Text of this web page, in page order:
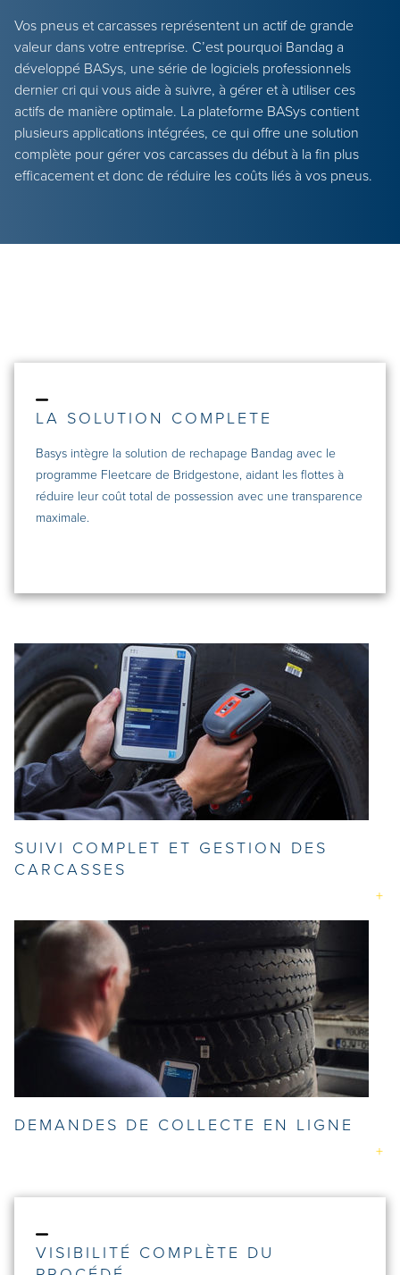
Vos pneus et carcasses représentent un actif de grande
valeur dans votre entreprise. C’est pourquoi Bandag a
développé BASys, une série de logiciels professionnels
dernier cri qui vous aide à suivre, à gérer et à utiliser ces
actifs de manière optimale. La plateforme BASys contient
plusieurs applications intégrées, ce qui offre une solution
complète pour gérer vos carcasses du début à la fin plus
efficacement et donc de réduire les coûts liés à vos pneus.
LA SOLUTION COMPLETE
Basys intègre la solution de rechapage Bandag avec le
programme Fleetcare de Bridgestone, aidant les flottes à
réduire leur coût total de possession avec une transparence
maximale.
SUIVI COMPLET ET GESTION DES
CARCASSES
DEMANDES DE COLLECTE EN LIGNE
VISIBILITÉ COMPLÈTE DU